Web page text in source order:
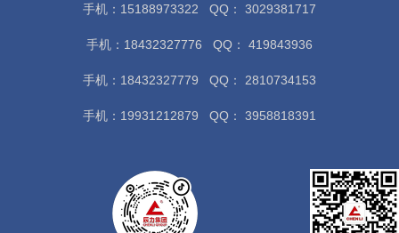
手机：15188973322 QQ： 3029381717
手机：18432327776 QQ： 419843936
手机：18432327779 QQ： 2810734153
手机：19931212879 QQ： 3958818391